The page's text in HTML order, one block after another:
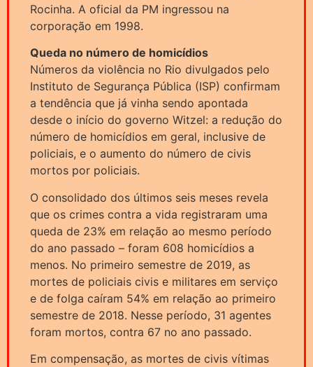
Rocinha. A oficial da PM ingressou na
corporação em 1998.
Queda no número de homicídios
Números da violência no Rio divulgados pelo
Instituto de Segurança Pública (ISP) confirmam
a tendência que já vinha sendo apontada
desde o início do governo Witzel: a redução do
número de homicídios em geral, inclusive de
policiais, e o aumento do número de civis
mortos por policiais.
O consolidado dos últimos seis meses revela
que os crimes contra a vida registraram uma
queda de 23% em relação ao mesmo período
do ano passado – foram 608 homicídios a
menos. No primeiro semestre de 2019, as
mortes de policiais civis e militares em serviço
e de folga caíram 54% em relação ao primeiro
semestre de 2018. Nesse período, 31 agentes
foram mortos, contra 67 no ano passado.
Em compensação, as mortes de civis vítimas